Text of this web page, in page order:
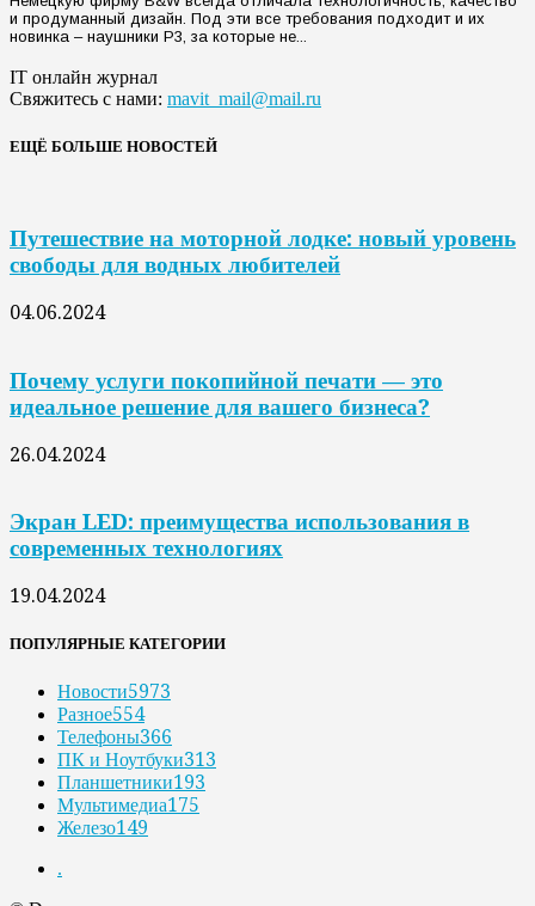
и продуманный дизайн. Под эти все требования подходит и их
новинка – наушники P3, за которые не...
IT онлайн журнал
Свяжитесь с нами: mavit_mail@mail.ru
ЕЩЁ БОЛЬШЕ НОВОСТЕЙ
Путешествие на моторной лодке: новый уровень
свободы для водных любителей
04.06.2024
Почему услуги покопийной печати — это
идеальное решение для вашего бизнеса?
26.04.2024
Экран LED: преимущества использования в
современных технологиях
19.04.2024
ПОПУЛЯРНЫЕ КАТЕГОРИИ
Новости5973
Разное554
Телефоны366
ПК и Ноутбуки313
Планшетники193
Мультимедиа175
Железо149
.